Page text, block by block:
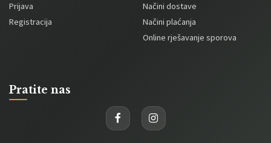
Prijava
Registracija
Načini dostave
Načini plaćanja
Online rješavanje sporova
Pratite nas